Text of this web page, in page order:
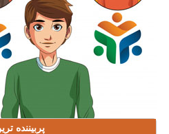
پربیننده